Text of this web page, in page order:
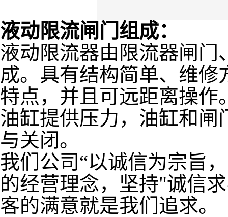
液动限流闸门组成：
液动限流器由限流器闸
成。具有结构简单、维
特点，并且可远距离操作
油缸提供压力，油缸和闸
与关闭。
我们公司“以诚信为宗旨
的经营理念，坚持"诚信
客的满意就是我们追求。